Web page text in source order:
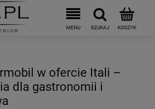
w ofercie Itali –
dla gastronomii i